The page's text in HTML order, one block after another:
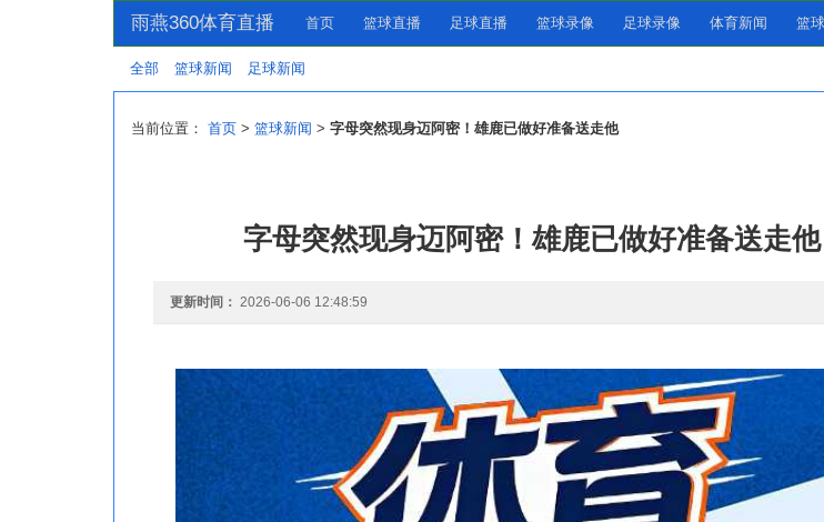
雨燕360体育直播 首页 篮球直播 足球直播 篮球录像 足球录像 体育新闻 篮
全部 篮球新闻 足球新闻
当前位置： 首页 > 篮球新闻 > 字母突然现身迈阿密！雄鹿已做好准备送走他
字母突然现身迈阿密！雄鹿已做好准备送走他
更新时间： 2026-06-06 12:48:59